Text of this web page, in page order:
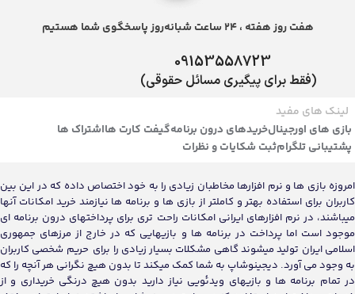
هفت روز هفته ، 24 ساعت شبانه‌روز پاسخگوی شما هستیم
09153558723
(فقط برای پیگیری مسائل حقوقی)
لینک های مفید
بازی های اورجینالخریدهای درون برنامهگیفت کارت هااشتراک ها
پشتیبانی تلگرامثبت شکایات و نظرات
امروزه بازی ها و نرم افزارها مخاطبان زیادی را به خود اختصاص داده که در این بین
کاربران برای استفاده بهتر و کاملتر از بازی ها و برنامه ها نیازمند خرید امکانات آنها
میباشند، در نرم افزارهای ایرانی امکانات راحت تری برای پرداختهای درون برنامه ای
موجود است اما پرداخت در برنامه ها و بازیهایی که در خارج از مرزهای جمهوری
اسلامی ایران تولید میشوند گاهی مشکلات بسیار زیادی را برای حریم شخصی کاربران
به وجود می آورد. دیجینوشاپ به شما کمک میکند تا بدون هیچ نگرانی هر آنچه را که
در تمام برنامه ها و بازیهای ویدئویی نیاز دارید بدون هیچ درنگی خریداری و از